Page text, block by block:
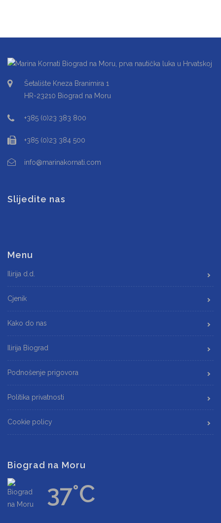
Šetalište Kneza Branimira 1
HR-23210 Biograd na Moru
+385 (0)23 383 800
+385 (0)23 384 500
info@marinakornati.com
Slijedite nas
Menu
Ilirija d.d.
Cjenik
Kako do nas
Ilirija Biograd
Podnošenje prigovora
Politika privatnosti
Cookie policy
Biograd na Moru
37°C